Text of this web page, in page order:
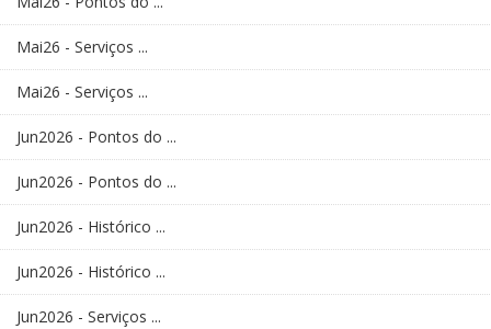
Mai26 - Serviços ...
Mai26 - Serviços ...
Jun2026 - Pontos do ...
Jun2026 - Pontos do ...
Jun2026 - Histórico ...
Jun2026 - Histórico ...
Jun2026 - Serviços ...